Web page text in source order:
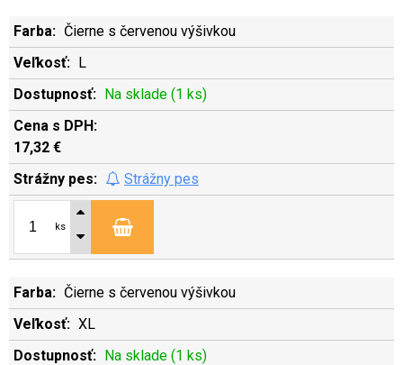
Čierne s červenou výšivkou
L
Na sklade (1 ks)
17,32 €
Strážny pes
ks
Čierne s červenou výšivkou
XL
Na sklade (1 ks)